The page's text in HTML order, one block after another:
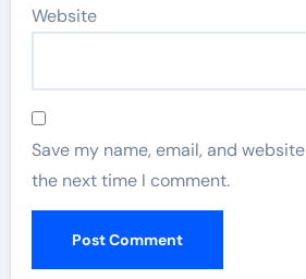
Website
Save my name, email, and
the next time I comment.